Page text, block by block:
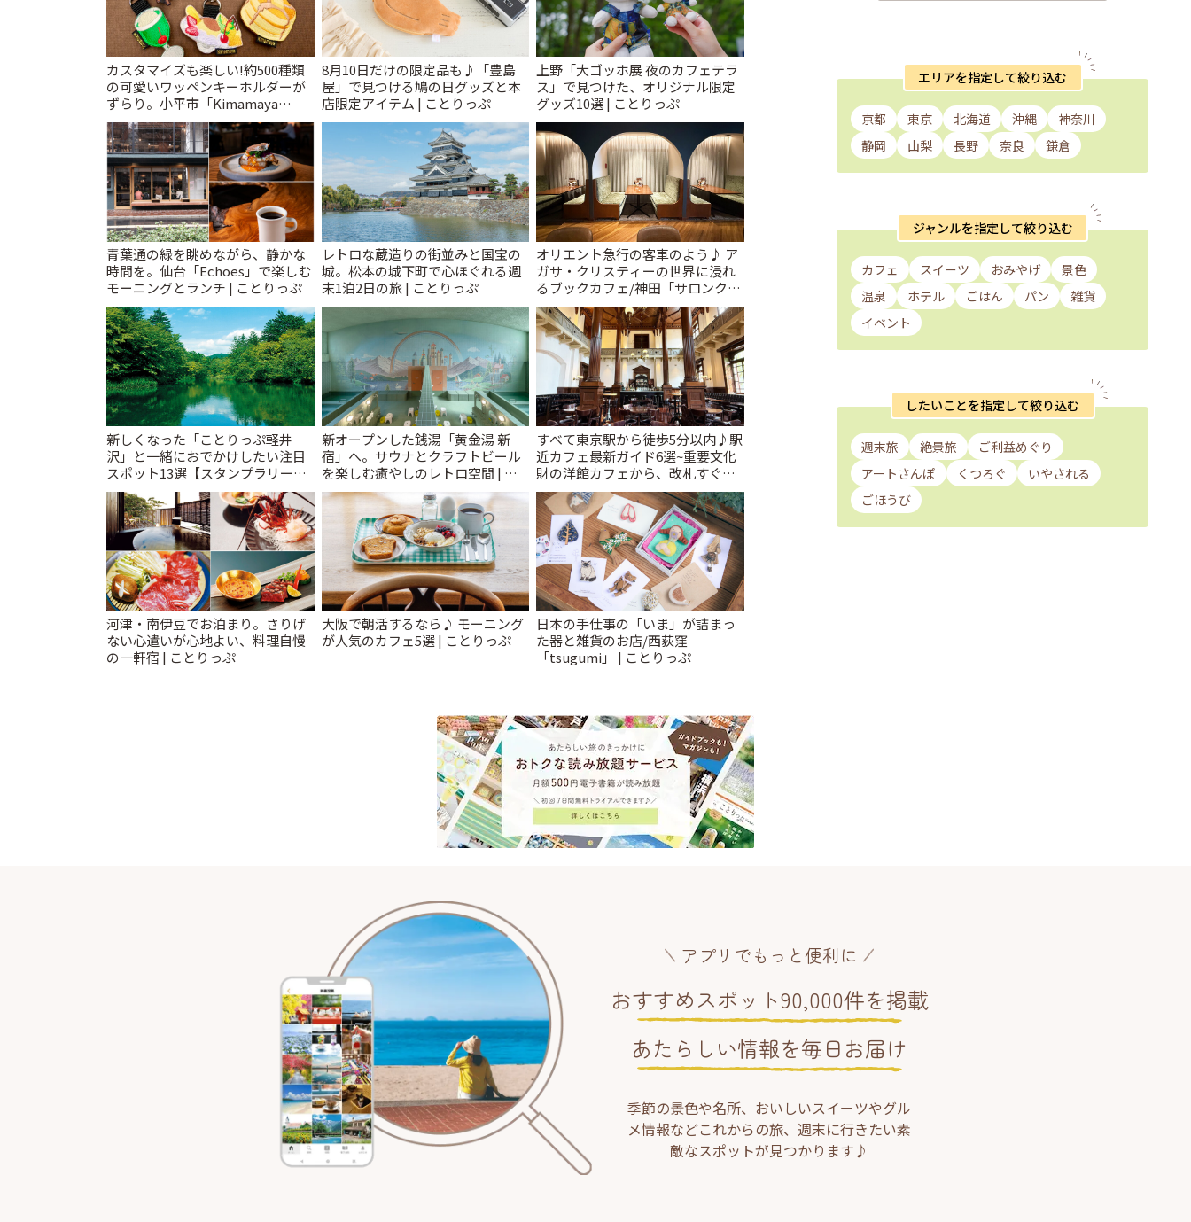
カスタマイズも楽しい!約500種類
の可愛いワッペンキーホルダーが
ずらり。小平市「Kimamaya
T&K」 | ことりっぷ
8月10日だけの限定品も♪「豊島
屋」で見つける鳩の日グッズと本
店限定アイテム | ことりっぷ
上野「大ゴッホ展 夜のカフェテラ
ス」で見つけた、オリジナル限定
グッズ10選 | ことりっぷ
青葉通の緑を眺めながら、静かな
時間を。仙台「Echoes」で楽しむ
モーニングとランチ | ことりっぷ
レトロな蔵造りの街並みと国宝の
城。松本の城下町で心ほぐれる週
末1泊2日の旅 | ことりっぷ
オリエント急行の客車のよう♪ ア
ガサ・クリスティーの世界に浸れ
るブックカフェ/神田「サロンクリ
スティ」 | ことりっぷ
新しくなった「ことりっぷ軽井
沢」と一緒におでかけしたい注目
スポット13選【スタンプラリー開
催中】 | ことりっぷ
新オープンした銭湯「黄金湯 新
宿」へ。サウナとクラフトビール
を楽しむ癒やしのレトロ空間 | こ
とりっぷ
すべて東京駅から徒歩5分以内♪駅
近カフェ最新ガイド6選~重要文化
財の洋館カフェから、改札すぐの
レトロ喫茶まで~ | ことりっぷ
河津・南伊豆でお泊まり。さりげ
ない心遣いが心地よい、料理自慢
の一軒宿 | ことりっぷ
大阪で朝活するなら♪ モーニング
が人気のカフェ5選 | ことりっぷ
日本の手仕事の「いま」が詰まっ
た器と雑貨のお店/西荻窪
「tsugumi」 | ことりっぷ
エリアを指定して絞り込む
京都 東京 北海道 沖縄
神奈川
静岡
山梨 長野 奈良 鎌倉
ジャンルを指定して絞り込む
カフェ スイーツ おみやげ
景色
温泉
ホテル ごはん パン
雑貨
イベント
したいことを指定して絞り込む
週末旅 絶景旅
ご利益めぐり
アートさんぽ
くつろぐ
いやされる
ごほうび
アプリでもっと便利に
おすすめスポット90,000件を掲載
あたらしい情報を毎日お届け
季節の景色や名所、おいしいスイーツやグル
メ情報などこれからの旅、週末に行きたい素
敵なスポットが見つかります♪